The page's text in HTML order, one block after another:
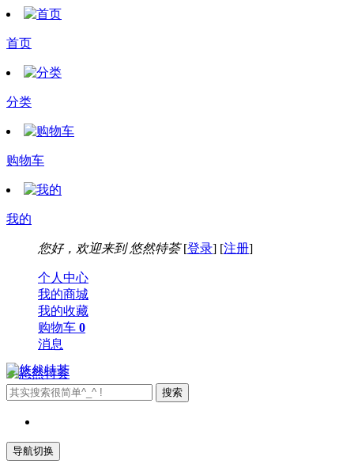
首页
分类
购物车
我的
您好，欢迎来到 悠然特荟[登录] [注册]
个人中心
我的商城
我的收藏
购物车 0
消息
导航切换